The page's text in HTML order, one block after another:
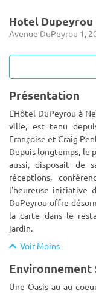
Hotel Dupeyrou
Avenue DuPeyrou 1,
Présentation
L'Hôtel DuPeyrou à
ville, est tenu
Françoise et Craig
Depuis longtemps, le
aussi, disposait de
réceptions,
l'heureuse initiative
DuPeyrou offre
la carte dans le
jardin.
Voir Moins
Environnement
Une Oasis au au